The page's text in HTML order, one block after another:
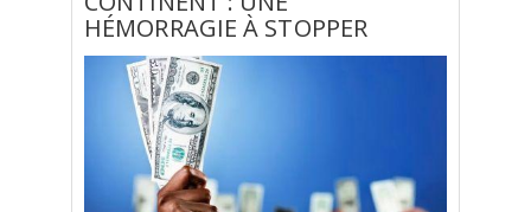
HÉMORRAGIE À STOPPER